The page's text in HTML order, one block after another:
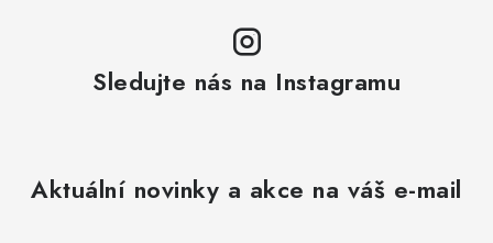
Sledujte nás na Instagramu
Aktuální novinky a akce na váš e-mail